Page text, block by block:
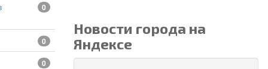
0
0
0
Новости города на
Яндексе